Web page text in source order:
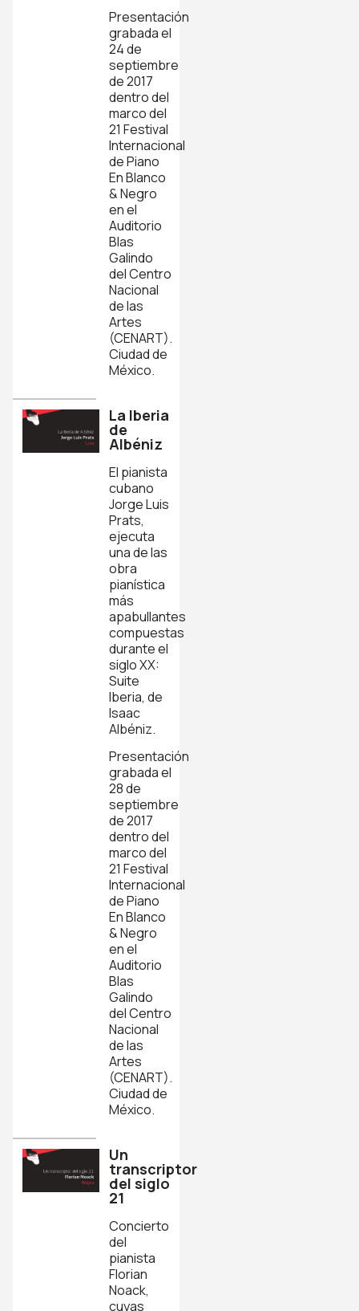
Presentación
grabada el
24 de
septiembre
de 2017
dentro del
marco del
21 Festival
Internacional
de Piano
En Blanco
& Negro
en el
Auditorio
Blas
Galindo
del Centro
Nacional
de las
Artes
(CENART).
Ciudad de
México.
La Iberia
de
Albéniz
El pianista
cubano
Jorge Luis
Prats,
ejecuta
una de las
obra
pianística
más
apabullantes
compuestas
durante el
siglo XX:
Suite
Iberia, de
Isaac
Albéniz.
Presentación
grabada el
28 de
septiembre
de 2017
dentro del
marco del
21 Festival
Internacional
de Piano
En Blanco
& Negro
en el
Auditorio
Blas
Galindo
del Centro
Nacional
de las
Artes
(CENART).
Ciudad de
México.
Un
transcriptor
del siglo
21
Concierto
del
pianista
Florian
Noack,
cuyas